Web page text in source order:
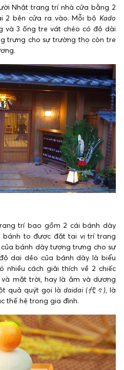
Nhật trang trí nhà cửa bằng 2
bên cửa ra vào. Mỗi bộ Kado
và 3 ống tre vát chéo có độ dài
trưng cho sự trường thọ còn tre
trí bao gồm 2 cái bánh dày
bánh to được đặt tại vị trí trang
bánh dày tượng trưng cho sự
dai dẻo của bánh dày là biểu
nhiều cách giải thích về 2 chiếc
mặt trời, hay là âm và dương
quả quýt gọi làdaidai (代々), là
thế hệ trong gia đình.